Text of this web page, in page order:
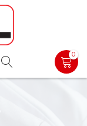
0